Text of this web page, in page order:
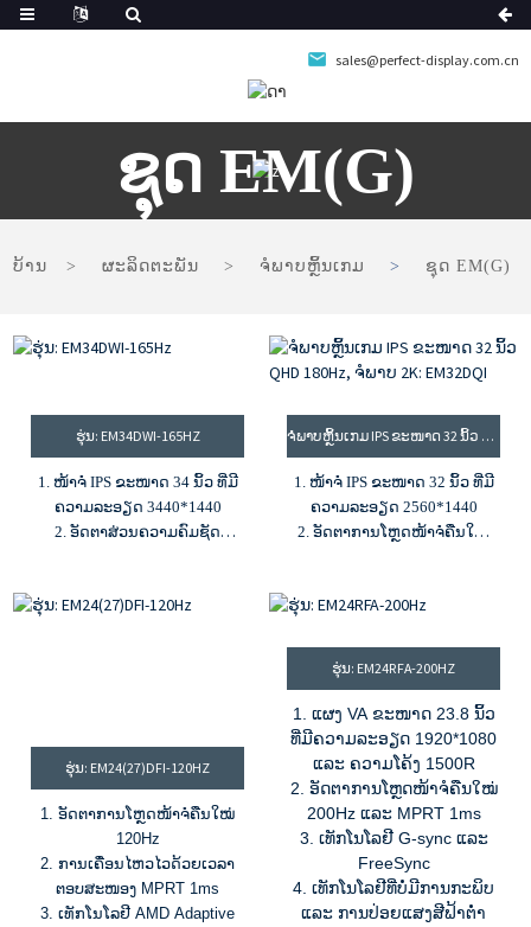
sales@perfect-display.com.cn
ຊຸດ EM(G)
ບ້ານ ຜະລິດຕະພັນ ຈໍພາບຫຼິ້ນເກມ ຊຸດ EM(G)
ຮຸ່ນ: EM34DWI-165HZ
1. ໜ້າຈໍ IPS ຂະໜາດ 34 ນິ້ວ ທີ່ມີ
ຄວາມລະອຽດ 3440*1440
2. ອັດຕາສ່ວນຄວາມຄົມຊັດ
3. ອັດຕາການໂຫຼດໜ້າຈໍຄືນໃໝ່
ຈໍພາບຫຼິ້ນເກມ IPS ຂະໜາດ 32 ນິ້ວ QHD 180HZ, ຈໍພາບ 2K: EM32DQI
1. ໜ້າຈໍ IPS ຂະໜາດ 32 ນິ້ວ ທີ່ມີ
ຄວາມລະອຽດ 2560*1440
2. ອັດຕາການໂຫຼດໜ້າຈໍຄືນໃໝ່
1000:1, ຄວາມສະຫວ່າງ
5. G-sync ແລະ Freesync
ຮຸ່ນ: EM24(27)DFI-120HZ
1. ອັດຕາການໂຫຼດໜ້າຈໍຄືນໃໝ່
120Hz
2. ການເຄື່ອນໄຫວໄວດ້ວຍເວລາ
ຕອບສະໜອງ MPRT 1ms
3. ເທັກໂນໂລຢີ AMD Adaptive
ຮຸ່ນ: EM24RFA-200HZ
1. ແຜງ VA ຂະໜາດ 23.8 ນິ້ວ
ທີ່ມີຄວາມລະອຽດ 1920*1080
ແລະ ຄວາມໂຄ້ງ 1500R
2. ອັດຕາການໂຫຼດໜ້າຈໍຄືນໃໝ່
200Hz ແລະ MPRT 1ms
3. ເທັກໂນໂລຢີ G-sync ແລະ
FreeSync
4. ເທັກໂນໂລຢີທີ່ບໍ່ມີການກະພິບ
ແລະ ການປ່ອຍແສງສີຟ້າຕໍ່າ